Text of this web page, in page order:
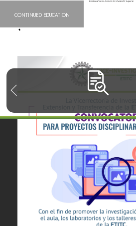
CONTINUED EDUCATION